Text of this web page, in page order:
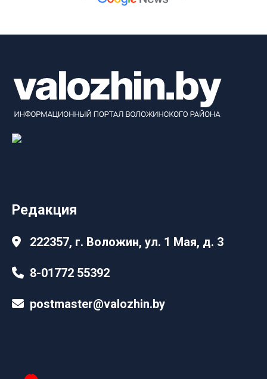
Редакция
222357, г. Воложин, ул. 1 Мая, д. 3
8-01772 55392
postmaster@valozhin.by